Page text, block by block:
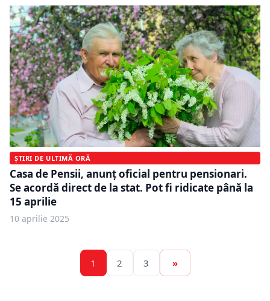
ȘTIRI DE ULTIMĂ ORĂ
Casa de Pensii, anunț oficial pentru pensionari.
Se acordă direct de la stat. Pot fi ridicate până la
15 aprilie
10 aprilie 2025
1 2 3 »